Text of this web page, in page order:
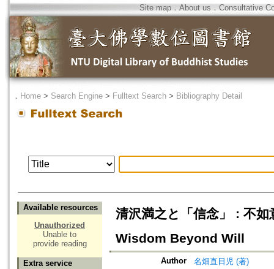
Site map．About us ． Consultative
． Home > Search Engine > Fulltext Search > Bibliography Detail
Available resources
Unauthorized
Unable to
provide reading
Extra service
清沢満之と「信念」 : 不
Wisdom Beyond Will
Author
名畑直日児 (著)